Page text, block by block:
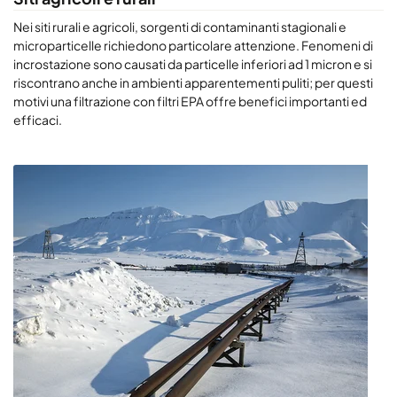
Nei siti rurali e agricoli, sorgenti di contaminanti stagionali e
microparticelle richiedono particolare attenzione. Fenomeni di
incrostazione sono causati da particelle inferiori ad 1 micron e si
riscontrano anche in ambienti apparentementi puliti; per questi
motivi una filtrazione con filtri EPA offre benefici importanti ed
efficaci.